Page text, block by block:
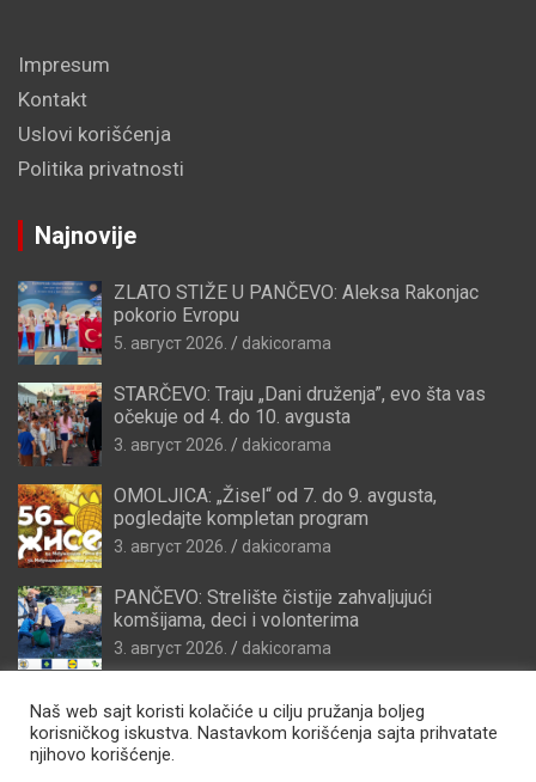
Impresum
Kontakt
Uslovi korišćenja
Politika privatnosti
Najnovije
ZLATO STIŽE U PANČEVO: Aleksa Rakonjac
pokorio Evropu
5. август 2026. dakicorama
STARČEVO: Traju „Dani druženja”, evo šta vas
očekuje od 4. do 10. avgusta
3. август 2026. dakicorama
OMOLJICA: „Žisel“ od 7. do 9. avgusta,
pogledajte kompletan program
3. август 2026. dakicorama
PANČEVO: Strelište čistije zahvaljujući
komšijama, deci i volonterima
3. август 2026. dakicorama
Naš web sajt koristi kolačiće u cilju pružanja boljeg
korisničkog iskustva. Nastavkom korišćenja sajta prihvatate
njihovo korišćenje.